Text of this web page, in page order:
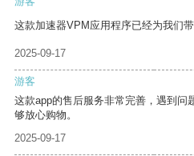
这款加速器VPM应用程序已经为我们
2025-09-17
游客
这款app的售后服务非常完善，遇到问
够放心购物。
2025-09-17